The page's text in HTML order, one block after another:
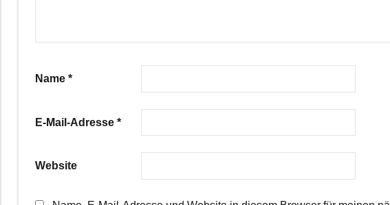
Name *
E-Mail-Adresse *
Website